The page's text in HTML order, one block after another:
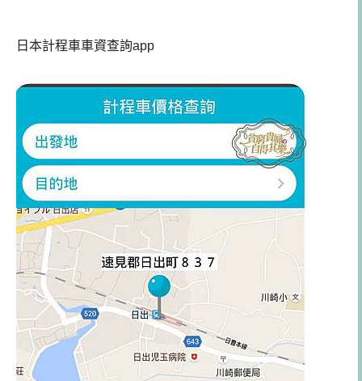
日本計程車車資查詢app